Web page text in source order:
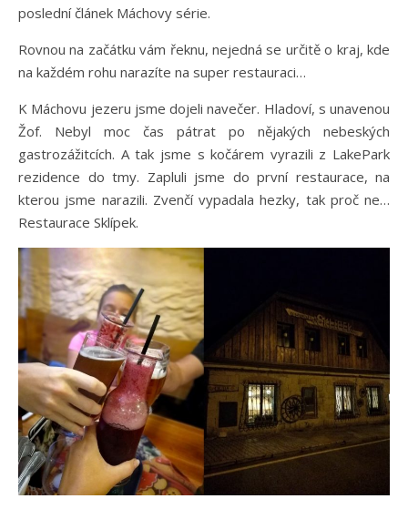
poslední článek Máchovy série.
Rovnou na začátku vám řeknu, nejedná se určitě o kraj, kde
na každém rohu narazíte na super restauraci…
K Máchovu jezeru jsme dojeli navečer. Hladoví, s unavenou
Žof. Nebyl moc čas pátrat po nějakých nebeských
gastrozážitcích. A tak jsme s kočárem vyrazili z LakePark
rezidence do tmy. Zapluli jsme do první restaurace, na
kterou jsme narazili. Zvenčí vypadala hezky, tak proč ne…
Restaurace Sklípek.